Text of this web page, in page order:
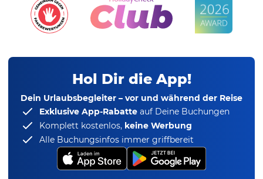
Hol Dir die App!
Dein Urlaubsbegleiter – vor und während der Reise
Exklusive App-Rabatte auf Deine Buchungen
Komplett kostenlos, keine Werbung
Alle Buchungsinfos immer griffbereit